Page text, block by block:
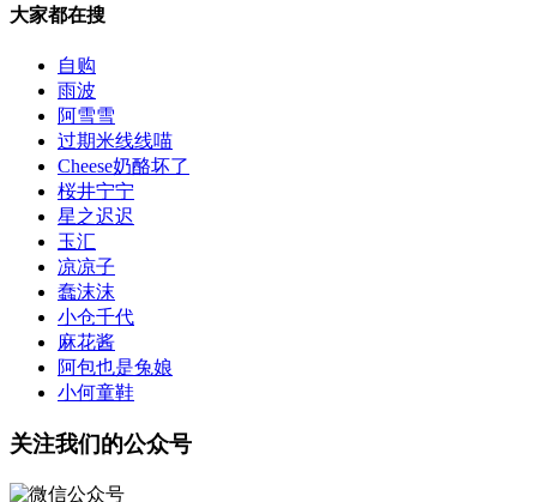
大家都在搜
自购
雨波
阿雪雪
过期米线线喵
Cheese奶酪坏了
桜井宁宁
星之迟迟
玉汇
凉凉子
蠢沫沫
小仓千代
麻花酱
阿包也是兔娘
小何童鞋
关注我们的公众号